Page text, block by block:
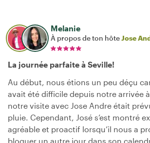
Melanie
À propos de ton hôteJose
La journée parfaite à Seville!
Au début, nous étions un peu déçu
avait été difficile depuis notre arrivée
notre visite avec Jose Andre était
pluie. Cependant, José s’est montré
agréable et proactif lorsqu’il nous a
bloquer un autre jour dans son